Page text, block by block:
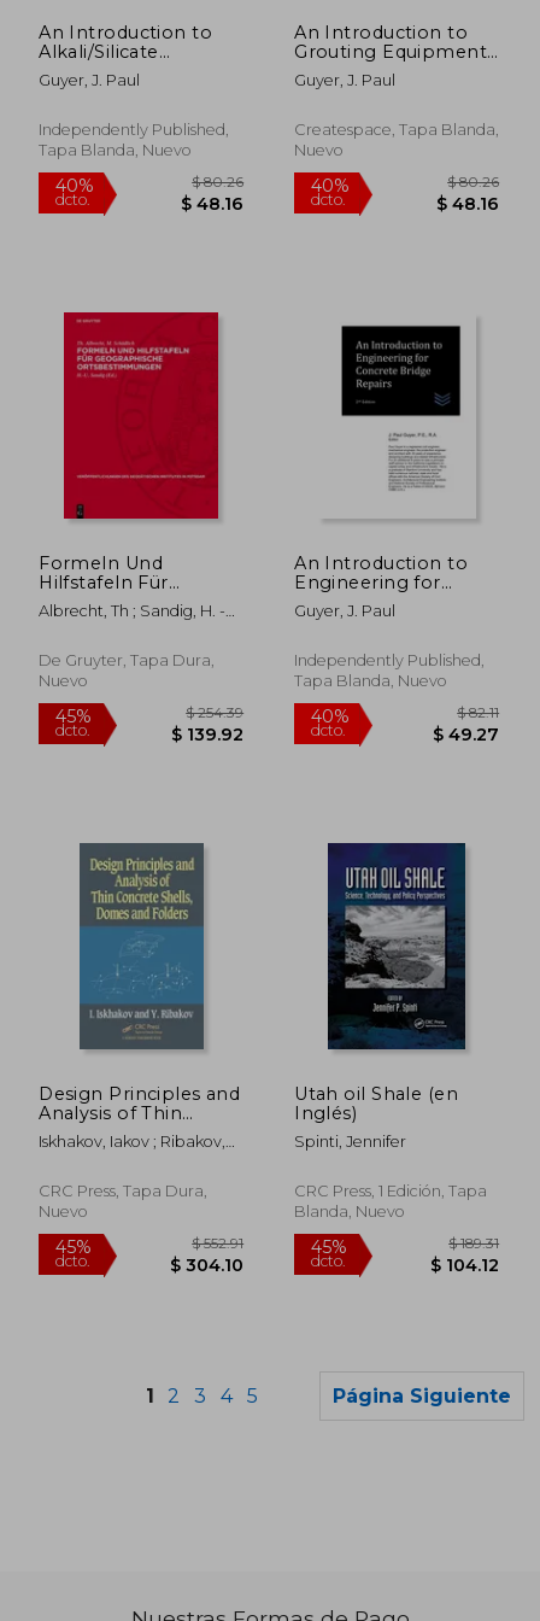
dcto.
40% 40%
An Introduction to
Alkali/Silicate
Aggregate Reactions
in Concrete (en
Guyer, J. Paul
Independently Published,
Tapa Blanda, Nuevo
An Introduction to
Grouting Equipment
(en Inglés)
Guyer, J. Paul
Createspace, Tapa Blanda,
Nuevo
Formeln Und
Hilfstafeln Für
Geographische
Ortsbestimmungen
Albrecht, Th ; Sandig, H. -U ;
De Gruyter, Tapa Dura,
Nuevo
An Introduction to
Engineering for
Concrete Bridge
Repairs (en Inglés)
Guyer, J. Paul
Independently Published,
Tapa Blanda, Nuevo
Design Principles and
Analysis of Thin
Concrete Shells,
Domes and Folders
Iskhakov, Iakov ; Ribakov,
CRC Press, Tapa Dura,
Nuevo
Utah oil Shale (en
Inglés)
Spinti, Jennifer
CRC Press, 1 Edición, Tapa
Blanda, Nuevo
1 2 3 4 5 Página Siguiente